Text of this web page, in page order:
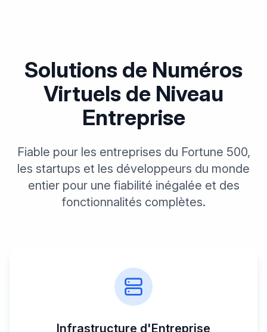
Solutions de Numéros
Virtuels de Niveau
Entreprise
Fiable pour les entreprises du Fortune 500,
les startups et les développeurs du monde
entier pour une fiabilité inégalée et des
fonctionnalités complètes.
Infrastructure d'Entreprise